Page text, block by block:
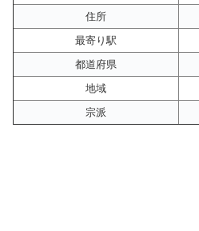
住所
最寄り駅
都道府県
地域
宗派